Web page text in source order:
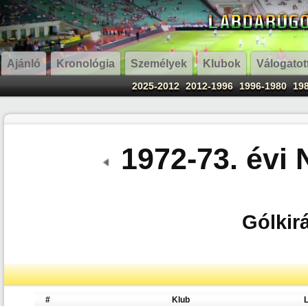
Ajánló Kronológia Személyek Klubok
2025-2012 2012-1996 1996-1980
1972-73. évi
# Klub